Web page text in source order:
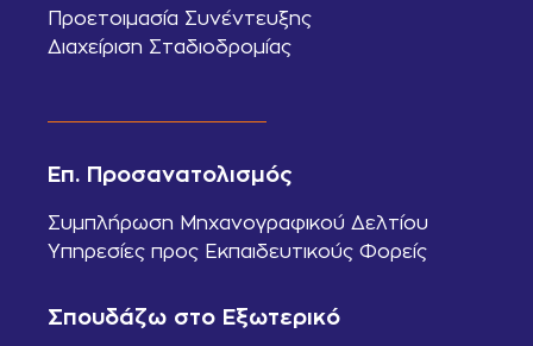
Προετοιμασία Συνέντευξης
Διαχείριση Σταδιοδρομίας
Επ. Προσανατολισμός
Συμπλήρωση Μηχανογραφικού Δελτίου
Υπηρεσίες προς Εκπαιδευτικούς Φορείς
Σπουδάζω στο Εξωτερικό